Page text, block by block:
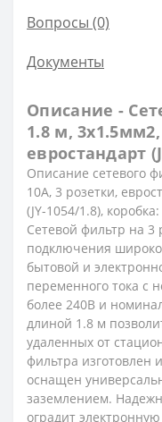
Вопросы (0)
Документы
Описание -
1.8 м,
евростандарт
Описание сетевого
10А, 3 розетки,
(JY-1054/1.8), коробка:
Сетевой фильтр на 3
подключения
бытовой и
переменного тока с
более 240В и
длиной 1.8 м
удаленных от
фильтра изготовлен
оснащен
заземлением.
оградит